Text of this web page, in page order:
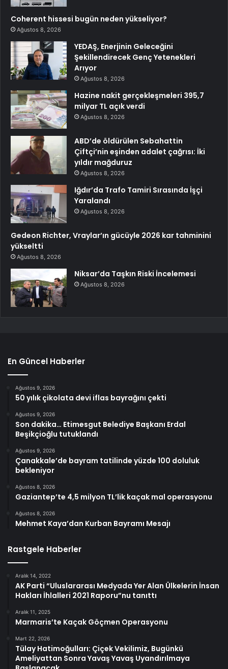
Coherent hissesi bugün neden yükseliyor?
Ağustos 8, 2026
YEDAŞ, Enerjinin Geleceğini
Şekillendirecek Genç Yetenekleri
Arıyor
Ağustos 8, 2026
Hazine nakit gerçekleşmeleri 395,7
milyar TL açık verdi
Ağustos 8, 2026
ABD’de öldürülen Sebahattin
Çiftçi’nin eşinden adalet çağrısı: İki
yıldır mağduruz
Ağustos 8, 2026
Iğdır’da Trafo Tamiri Sırasında İşçi
Yaralandı
Ağustos 8, 2026
Gedeon Richter, Vraylar’ın gücüyle 2026 kar tahminini
yükseltti
Ağustos 8, 2026
Niksar’da Taşkın Riski İncelemesi
Ağustos 8, 2026
En Güncel Haberler
Ağustos 9, 2026
50 yılık çikolata devi iflas bayrağını çekti
Ağustos 9, 2026
Son dakika… Etimesgut Belediye Başkanı Erdal
Beşikçioğlu tutuklandı
Ağustos 9, 2026
Çanakkale’de bayram tatilinde yüzde 100 doluluk
bekleniyor
Ağustos 8, 2026
Gaziantep’te 4,5 milyon TL’lik kaçak mal operasyonu
Ağustos 8, 2026
Mehmet Kaya’dan Kurban Bayramı Mesajı
Rastgele Haberler
Aralık 14, 2022
AK Parti “Uluslararası Medyada Yer Alan Ülkelerin İnsan
Hakları İhlalleri 2021 Raporu”nu tanıttı
Aralık 11, 2025
Marmaris’te Kaçak Göçmen Operasyonu
Mart 22, 2026
Tülay Hatimoğulları: Çiçek Vekilimiz, Bugünkü
Ameliyattan Sonra Yavaş Yavaş Uyandırılmaya